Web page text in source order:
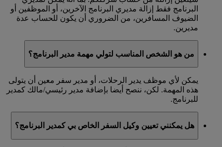
البرنامج فقط إزالة مديري البرنامج الآخرين، أو الموظفين أو
الضيوف المسافرين، من الضروري أن يكون للحساب عدة
مديرين.
من هو الشخص المناسب لتولي مهمة مدير البرنامج؟
يمكن لأي موظف يدير الرحلات، أو مدير سفر معين أن يتولى
هذه المهمة. لكن، ننصح أيضا بإضافة مدير رئيسي/مالك كمدير
للبرنامج.
هل يمكنني تعيين وكيل السفر الخاص بي كمدير البرنامج؟